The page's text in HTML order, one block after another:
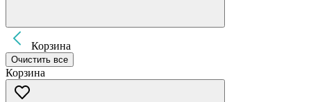
Корзина
Очистить все
Корзина